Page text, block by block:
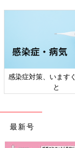
感染症対策、います
と
最新号